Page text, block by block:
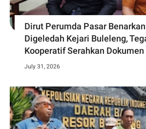
Dirut Perumda Pasar
Digeledah Kejari Buleleng,
Kooperatif Serahkan Dokumen
July 31, 2026